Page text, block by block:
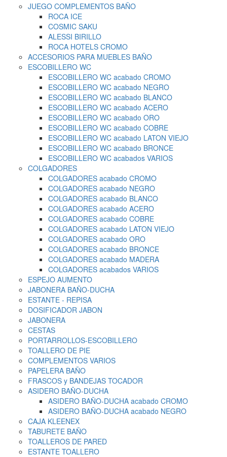
JUEGO COMPLEMENTOS BAÑO
ROCA ICE
COSMIC SAKU
ALESSI BIRILLO
ROCA HOTELS CROMO
ACCESORIOS PARA MUEBLES BAÑO
ESCOBILLERO WC
ESCOBILLERO WC acabado CROMO
ESCOBILLERO WC acabado NEGRO
ESCOBILLERO WC acabado BLANCO
ESCOBILLERO WC acabado ACERO
ESCOBILLERO WC acabado ORO
ESCOBILLERO WC acabado COBRE
ESCOBILLERO WC acabado LATON VIEJO
ESCOBILLERO WC acabado BRONCE
ESCOBILLERO WC acabados VARIOS
COLGADORES
COLGADORES acabado CROMO
COLGADORES acabado NEGRO
COLGADORES acabado BLANCO
COLGADORES acabado ACERO
COLGADORES acabado COBRE
COLGADORES acabado LATON VIEJO
COLGADORES acabado ORO
COLGADORES acabado BRONCE
COLGADORES acabado MADERA
COLGADORES acabados VARIOS
ESPEJO AUMENTO
JABONERA BAÑO-DUCHA
ESTANTE - REPISA
DOSIFICADOR JABON
JABONERA
CESTAS
PORTARROLLOS-ESCOBILLERO
TOALLERO DE PIE
COMPLEMENTOS VARIOS
PAPELERA BAÑO
FRASCOS y BANDEJAS TOCADOR
ASIDERO BAÑO-DUCHA
ASIDERO BAÑO-DUCHA acabado CROMO
ASIDERO BAÑO-DUCHA acabado NEGRO
CAJA KLEENEX
TABURETE BAÑO
TOALLEROS DE PARED
ESTANTE TOALLERO